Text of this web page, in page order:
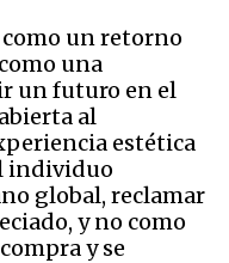
como un retorno
una
un futuro en el
al
estética
individuo
global, reclamar
y no como
y se